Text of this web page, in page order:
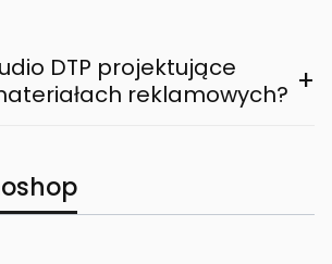
DTP projektujące
reklamowych? +